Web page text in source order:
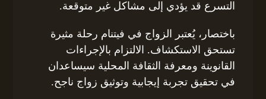
التسرع قد يؤدي إلى مشاكل غير متوقعة.
باختصار، يُعتبر الزواج في فيتنام رحلة مثيرة
تستحق الاستكشاف. الالتزام بالإجراءات
القانوينة ومعرفة الثقافة المحلية سيساعدان
في تحقيق تجربة إيجابية وتوثيق زواج ناجح.